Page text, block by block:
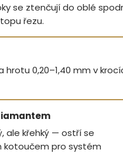
se ztenčují do oblé
řezu.
hrotu 0,20–1,40 mm v
ale křehký — ostří se
kotoučem pro systém